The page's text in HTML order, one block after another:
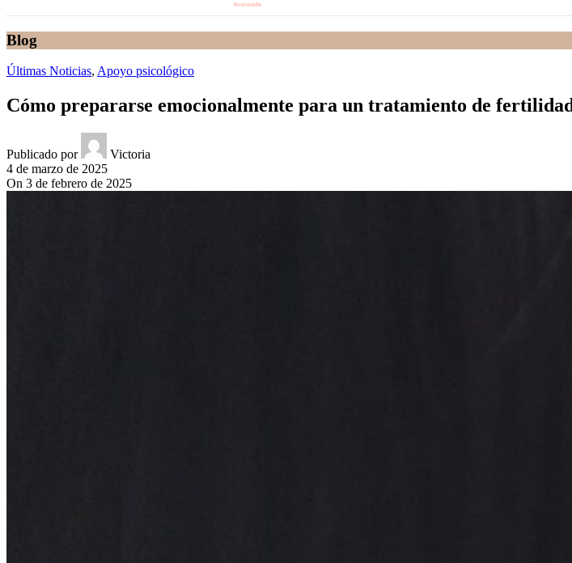
Blog
Últimas Noticias, Apoyo psicológico
Cómo prepararse emocionalmente para un tratamiento de fertilidad
Publicado por
Victoria
4 de marzo de 2025
On 3 de febrero de 2025